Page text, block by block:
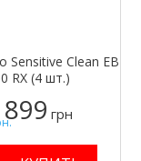
Sensitive Clean EB
RX (4 шт.)
899 грн